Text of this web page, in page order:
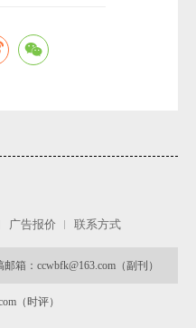
广告报价 联系方式
箱：ccwbfk@163.com（副刊）
（时评）